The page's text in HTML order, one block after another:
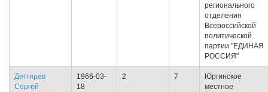
регионального
отделения
Всероссийской
политической
партии "ЕДИНАЯ
РОССИЯ"
Дегтярев
Сергей
1966-03-
18
2 7
Юргинское
местное